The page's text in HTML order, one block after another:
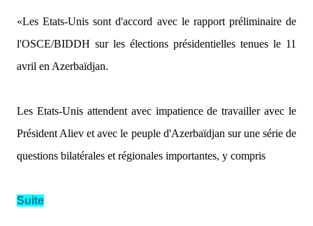
«Les Etats-Unis sont d'accord avec le rapport préliminaire de
l'OSCE/BIDDH sur les élections présidentielles tenues le 11
avril en Azerbaïdjan.
Les Etats-Unis attendent avec impatience de travailler avec le
Président Aliev et avec le peuple d'Azerbaïdjan sur une série de
questions bilatérales et régionales importantes, y compris
Suite